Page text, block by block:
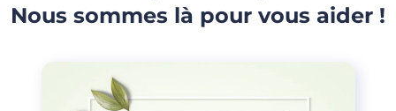
Nous sommes là pour vous aider !